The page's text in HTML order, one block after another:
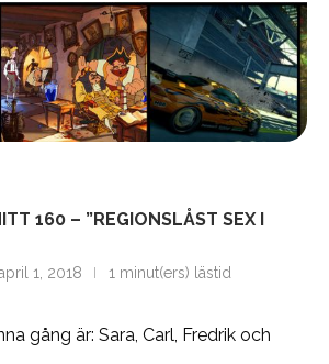
160 – ”REGIONSLÅST SEX I
1, 2018 1 minut(ers) lästid
gång är: Sara, Carl, Fredrik och